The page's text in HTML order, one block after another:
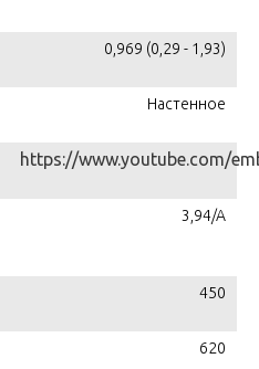
0,969 (0,29 - 1,93)
Настенное
https://www.youtube.com/
3,94/A
450
620